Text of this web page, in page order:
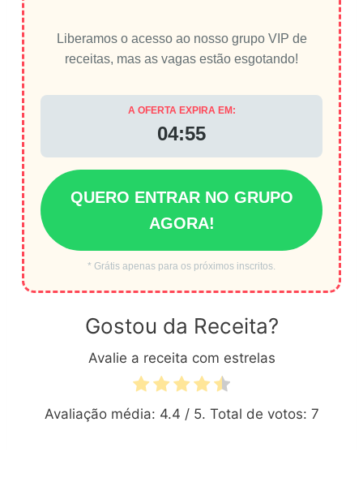
Liberamos o acesso ao nosso grupo VIP de
receitas, mas as vagas estão esgotando!
A OFERTA EXPIRA EM:
04:55
QUERO ENTRAR NO GRUPO
AGORA!
* Grátis apenas para os próximos inscritos.
Gostou da Receita?
Avalie a receita com estrelas
Avaliação média: 4.4 / 5. Total de votos: 7